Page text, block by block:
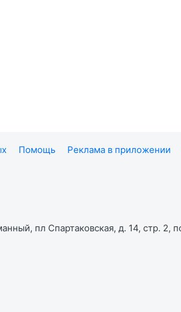
Помощь Реклама в приложении
пл Спартаковская, д. 14, стр. 2,